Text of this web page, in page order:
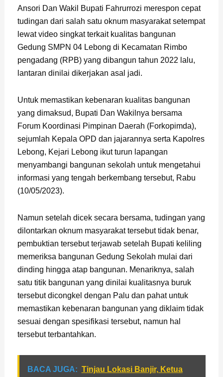
Ansori Dan Wakil Bupati Fahrurrozi merespon cepat
tudingan dari salah satu oknum masyarakat setempat
lewat video singkat terkait kualitas bangunan
Gedung SMPN 04 Lebong di Kecamatan Rimbo
pengadang (RPB) yang dibangun tahun 2022 lalu,
lantaran dinilai dikerjakan asal jadi.
Untuk memastikan kebenaran kualitas bangunan
yang dimaksud, Bupati Dan Wakilnya bersama
Forum Koordinasi Pimpinan Daerah (Forkopimda),
sejumlah Kepala OPD dan jajarannya serta Kapolres
Lebong, Kejari Lebong ikut turun lapangan
menyambangi bangunan sekolah untuk mengetahui
informasi yang tengah berkembang tersebut, Rabu
(10/05/2023).
Namun setelah dicek secara bersama, tudingan yang
dilontarkan oknum masyarakat tersebut tidak benar,
pembuktian tersebut terjawab setelah Bupati keliling
memeriksa bangunan Gedung Sekolah mulai dari
dinding hingga atap bangunan. Menariknya, salah
satu titik bangunan yang dinilai kualitasnya buruk
tersebut dicongkel dengan Palu dan pahat untuk
memastikan kebenaran bangunan yang diklaim tidak
sesuai dengan spesifikasi tersebut, namun hal
tersebut terbantahkan.
BACA JUGA: Tinjau Lokasi Banjir, Ketua